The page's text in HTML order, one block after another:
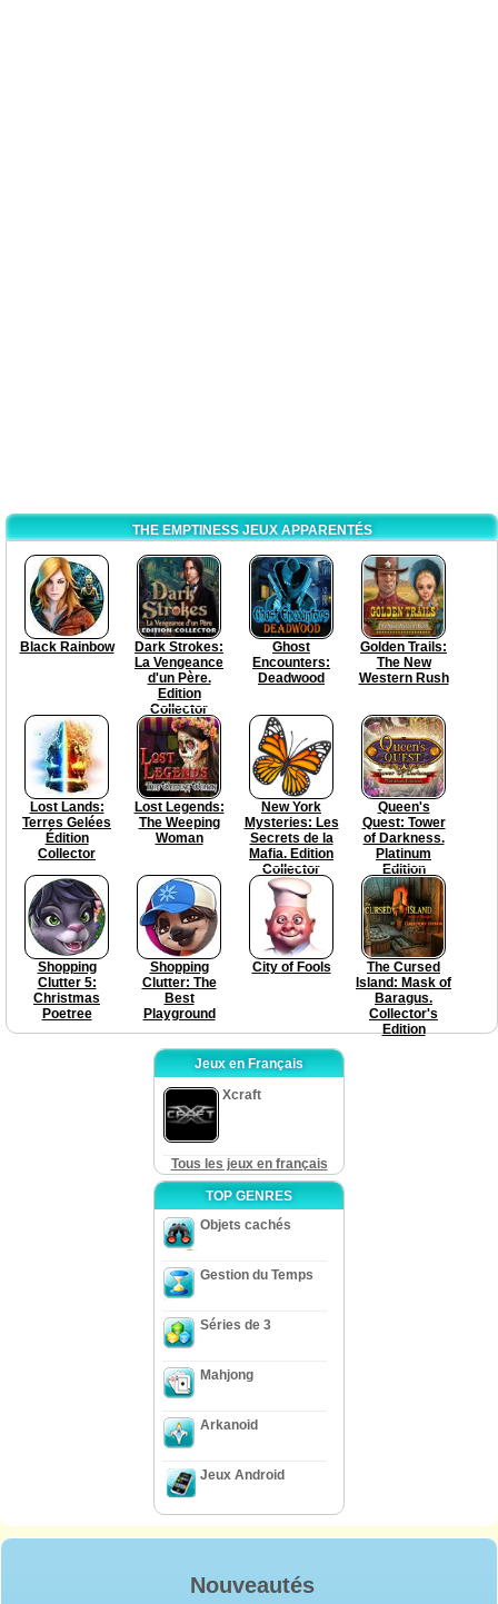
THE EMPTINESS JEUX APPARENTÉS
Black Rainbow
Dark Strokes:
La Vengeance
d'un Père.
Edition
Collector
Ghost
Encounters:
Deadwood
Golden Trails:
The New
Western Rush
Lost Lands:
Terres Gelées
Édition
Collector
Lost Legends:
The Weeping
Woman
New York
Mysteries: Les
Secrets de la
Mafia. Edition
Collector
Queen's
Quest: Tower
of Darkness.
Platinum
Edition
Shopping
Clutter 5:
Christmas
Poetree
Shopping
Clutter: The
Best
Playground
City of Fools
The Cursed
Island: Mask of
Baragus.
Collector's
Edition
Jeux en Français
Xcraft
Tous les jeux en français
TOP GENRES
Objets cachés
Gestion du Temps
Séries de 3
Mahjong
Arkanoid
Jeux Android
Nouveautés